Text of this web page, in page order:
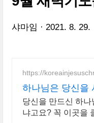
샤마임 2021. 8. 29.
https://
하나님은 당신을
LOVES YOU
당신을 만드신 하나
냐고요? 꼭 이곳을